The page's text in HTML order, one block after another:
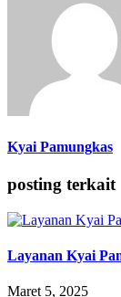
Kyai Pamungkas
posting terkait
Layanan Kyai
Maret 5, 2025